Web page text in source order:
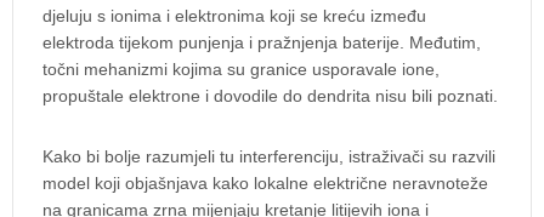
djeluju s ionima i elektronima koji se kreću između
elektroda tijekom punjenja i pražnjenja baterije. Međutim,
točni mehanizmi kojima su granice usporavale ione,
propuštale elektrone i dovodile do dendrita nisu bili poznati.
Kako bi bolje razumjeli tu interferenciju, istraživači su razvili
model koji objašnjava kako lokalne električne neravnoteže
na granicama zrna mijenjaju kretanje litijevih iona i